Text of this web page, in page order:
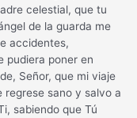
celestial, que tu
de la guarda me
accidentes,
pudiera poner en
Señor, que mi viaje
regrese sano y salvo a
sabiendo que Tú